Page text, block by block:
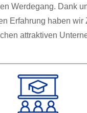
Werdegang. Dank
Erfahrung haben wir
attraktiven